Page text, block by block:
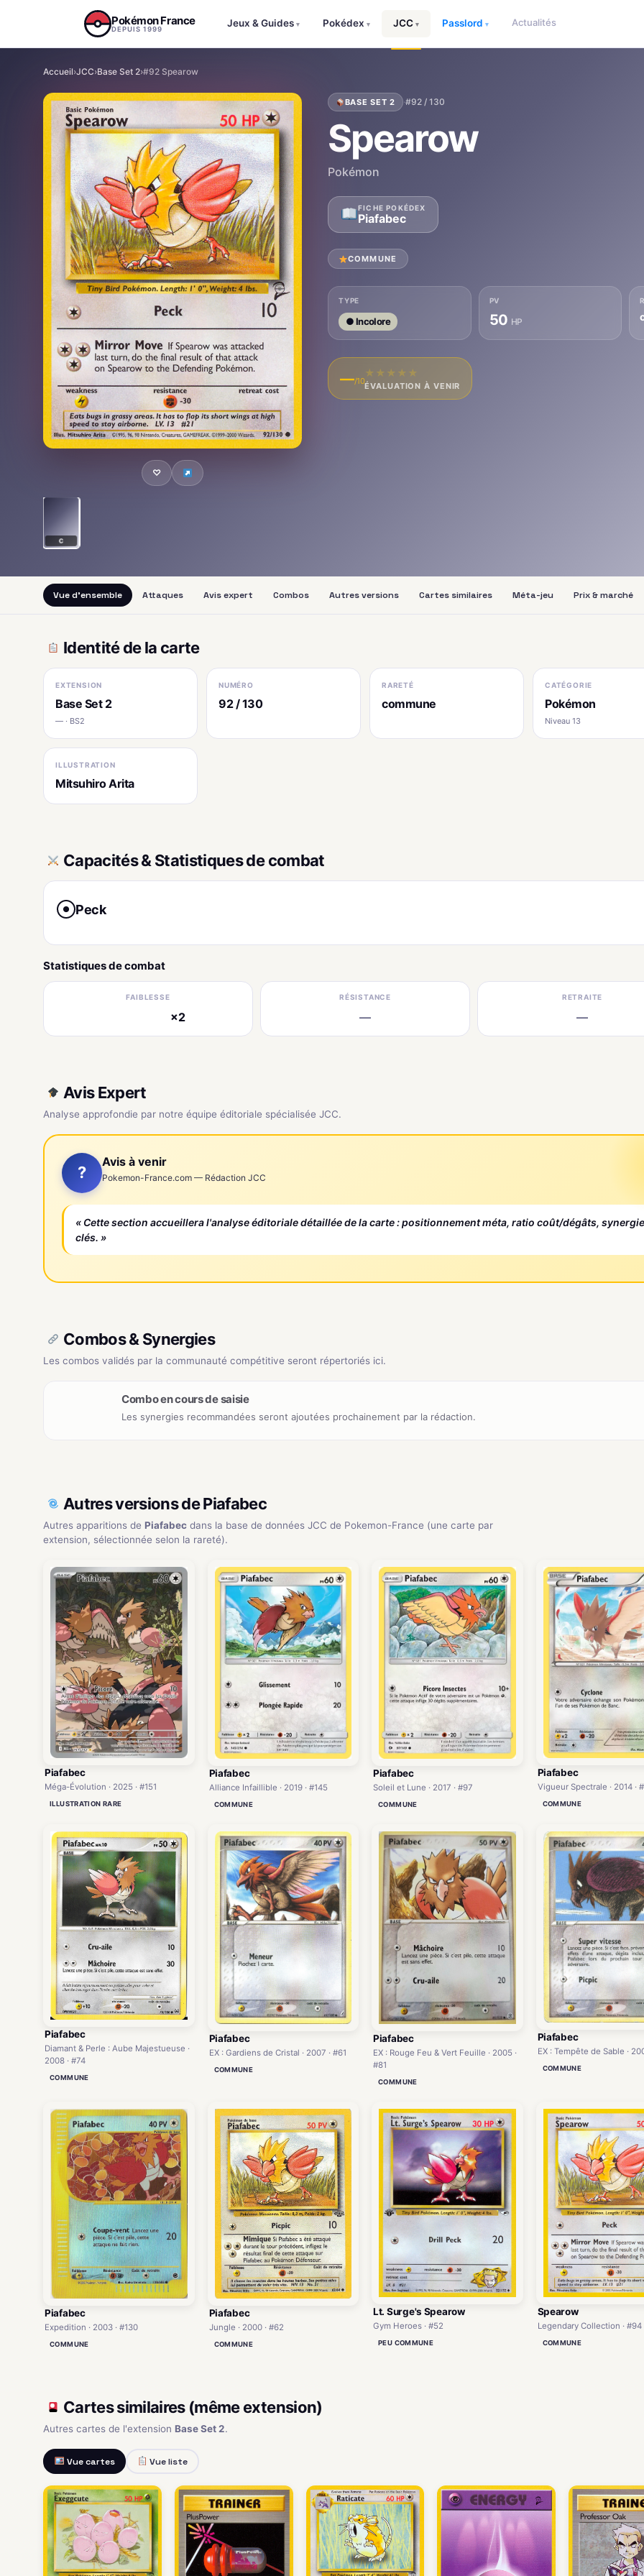
Pokémon France
DEPUIS 1999
Jeux & Guides ▾ Pokédex ▾ JCC ▾ Passlord ▾ Actualités
Accueil›JCC›Base Set 2›#92 Spearow
♡
C
BASE SET 2 ·#92 / 130
Spearow
Pokémon
FICHE POKÉDEX
Piafabec
COMMUNE
TYPE
● Incolore
PV
50 HP
—/10
★ ★ ★ ★ ★
ÉVALUATION À VENIR
Vue d'ensemble Attaques Avis expert Combos Autres versions Cartes similaires Méta-jeu Prix & marché
Identité de la carte
EXTENSION
Base Set 2
— · BS2
NUMÉRO
92 / 130
RARETÉ
commune
CATÉGORIE
Pokémon
Niveau 13
ILLUSTRATION
Mitsuhiro Arita
Capacités & Statistiques de combat
● Peck
Statistiques de combat
FAIBLESSE
×2
RÉSISTANCE
—
RETRAITE
—
Avis Expert
Analyse approfondie par notre équipe éditoriale spécialisée JCC.
?
Avis à venir
Pokemon-France.com — Rédaction JCC
« Cette section accueillera l'analyse éditoriale détaillée de la carte : positionnement méta, ratio coût/dégâts,
clés. »
Combos & Synergies
Les combos validés par la communauté compétitive seront répertoriés ici.
Combo en cours de saisie
Les synergies recommandées seront ajoutées prochainement par la rédaction.
Autres versions de Piafabec
Autres apparitions de Piafabec dans la base de données JCC de Pokemon-France (une carte par
extension, sélectionnée selon la rareté).
Piafabec
Méga-Évolution · 2025 · #151
ILLUSTRATION RARE
Piafabec
Alliance Infaillible · 2019 · #145
COMMUNE
Piafabec
Soleil et Lune · 2017 · #97
COMMUNE
Piafabec
Vigueur Spectrale · 2014 ·
COMMUNE
Piafabec
Diamant & Perle : Aube Majestueuse ·
2008 · #74
COMMUNE
Piafabec
EX : Gardiens de Cristal · 2007 · #61
COMMUNE
Piafabec
EX : Rouge Feu & Vert Feuille · 2005 ·
#81
COMMUNE
Piafabec
EX : Tempête de Sable ·
COMMUNE
Piafabec
Expedition · 2003 · #130
COMMUNE
Piafabec
Jungle · 2000 · #62
COMMUNE
Lt. Surge's Spearow
Gym Heroes · #52
PEU COMMUNE
Spearow
Legendary Collection · #94
COMMUNE
Cartes similaires (même extension)
Autres cartes de l'extension Base Set 2.
Vue cartes Vue liste